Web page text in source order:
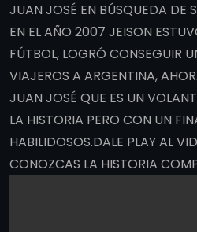
JUAN JOSÉ EN BÚSQUEDA DE
EN EL AÑO 2007 JEISON
FÚTBOL, LOGRÓ CONSEGUIR
VIAJEROS A ARGENTINA,
JUAN JOSÉ QUE ES UN
LA HISTORIA PERO CON UN
HABILIDOSOS.DALE PLAY AL
CONOZCAS LA HISTORIA